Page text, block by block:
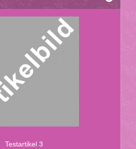
Te­st­ar­ti­kel 3